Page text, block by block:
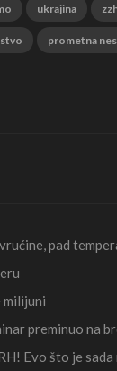
ukrajina
prometna
pad
milijuni
preminuo na
Evo što je